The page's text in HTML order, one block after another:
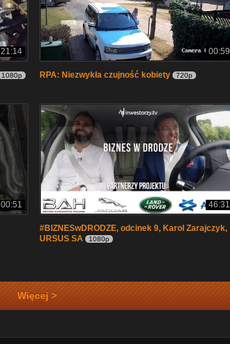
21:14
1080p
00:59
RPA: Niezwykła czujność kobiety 720p
00:51 46:31
#BIZNESwDRODZE, odcinek 9, Karol Zarajczyk,
URSUS SA
1080p
Więcej >